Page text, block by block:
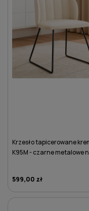
Krzesło tapicerowane
K95M - czarne metalowe
599,00 zł